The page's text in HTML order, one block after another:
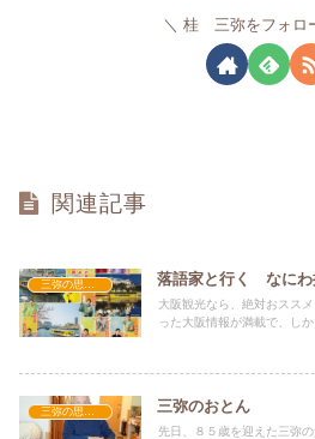
桂 三弥をフォロ
関連記事
三弥の思い出 落語家と行く なにわ
大阪観光なら、絶対おスス
った大阪情報が満載で、しか
三弥のおとん
先日、８５歳を迎えた三弥